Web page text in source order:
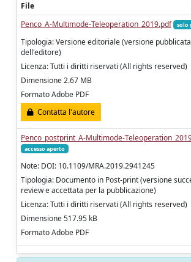
File
Penco_A-Multimode-Teleoperation_2019.pdf
solo
Tipologia: Versione editoriale (versione
dell'editore)
Licenza: Tutti i diritti riservati (All rights reserved)
Dimensione 2.67 MB
Formato Adobe PDF
Contatta l'autore
Penco_postprint_A-Multimode-
accesso aperto
Note: DOI: 10.1109/MRA.2019.2941245
Tipologia: Documento in Post-print (versione
review e accettata per la pubblicazione)
Licenza: Tutti i diritti riservati (All rights reserved)
Dimensione 517.95 kB
Formato Adobe PDF